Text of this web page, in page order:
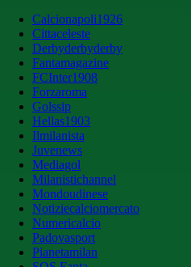
Calcionapoli1926
Cittaceleste
Derbyderbyderby
Fantamagazine
FCInter1908
Forzaroma
Golssip
Hellas1903
Ilmilanista
Juvenews
Mediagol
Milanistichannel
Mondoudinese
Notiziecalciomercato
Numericalcio
Padovasport
Pianetamilan